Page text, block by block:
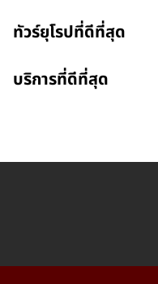
ทัวร์ยุโรปที่ดีที่สุด
บริการที่ดีที่สุด